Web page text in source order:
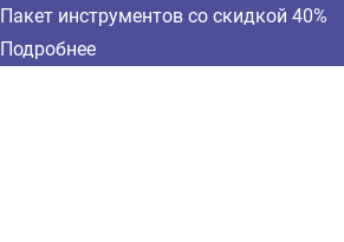
Пакет инструментов со скидкой 40%
Подробнее